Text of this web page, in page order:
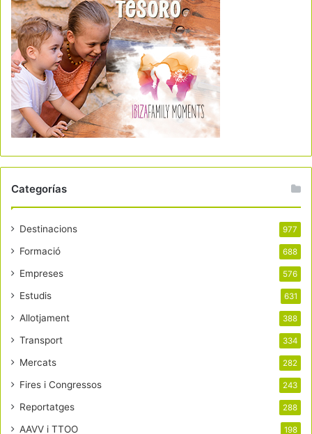
Categorías
Destinacions 977
Formació 688
Empreses 576
Estudis 631
Allotjament 388
Transport 334
Mercats 282
Fires i Congressos 243
Reportatges 288
AAVV i TTOO 198